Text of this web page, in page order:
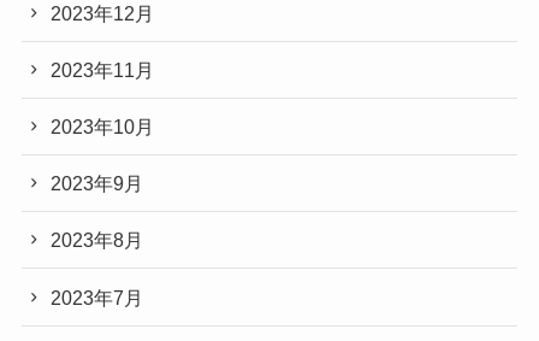
2023年12月
2023年11月
2023年10月
2023年9月
2023年8月
2023年7月